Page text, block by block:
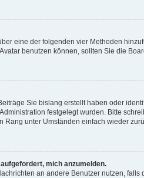
eine der folgenden vier Methoden
benutzen können, sollten Sie die
Sie bislang erstellt haben oder
festgelegt wurden. Bitte
unter Umständen einfach wieder
mich anzumelden.
an andere Benutzer nutzen,